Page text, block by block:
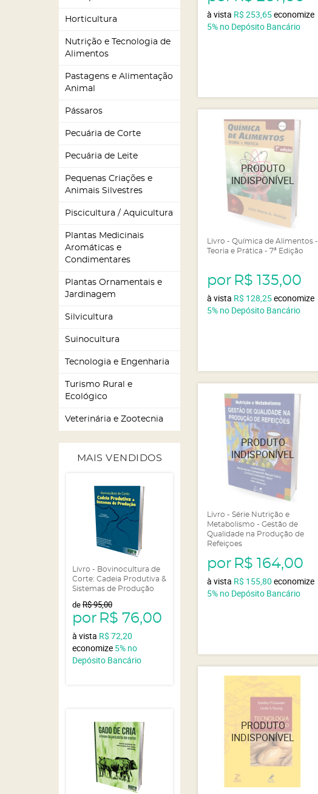
Horticultura
Nutrição e Tecnologia de
Alimentos
Pastagens e Alimentação
Animal
Pássaros
Pecuária de Corte
Pecuária de Leite
Pequenas Criações e
Animais Silvestres
Piscicultura / Aquicultura
Plantas Medicinais
Aromáticas e
Condimentares
Plantas Ornamentais e
Jardinagem
Silvicultura
Suinocultura
Tecnologia e Engenharia
Turismo Rural e
Ecológico
Veterinária e Zootecnia
MAIS VENDIDOS
Livro - Bovinocultura de
Corte: Cadeia Produtiva &
Sistemas de Produção
deR$ 95,00
por R$ 76,00
à vista R$ 72,20
economize 5% no
Depósito Bancário
à vista R$ 253,65economize
5% no Depósito Bancário
Livro - Química de Alimentos -
Teoria e Prática - 7ª Edição
por R$ 135,00
à vista R$ 128,25economize
5% no Depósito Bancário
Livro - Série Nutrição e
Metabolismo - Gestão de
Qualidade na Produção de
Refeiçoes
por R$ 164,00
à vista R$ 155,80 economize
5% no Depósito Bancário